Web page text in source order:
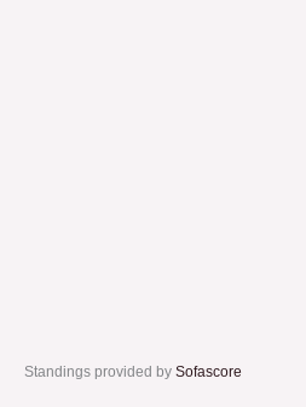
Standings provided by Sofascore